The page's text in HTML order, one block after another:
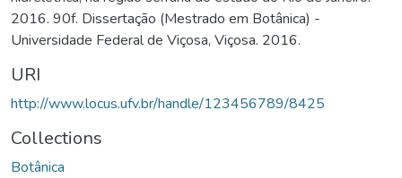
2016. 90f. Dissertação (Mestrado em Botânica) -
Universidade Federal de Viçosa, Viçosa. 2016.
URI
http://www.locus.ufv.br/handle/123456789/8425
Collections
Botânica